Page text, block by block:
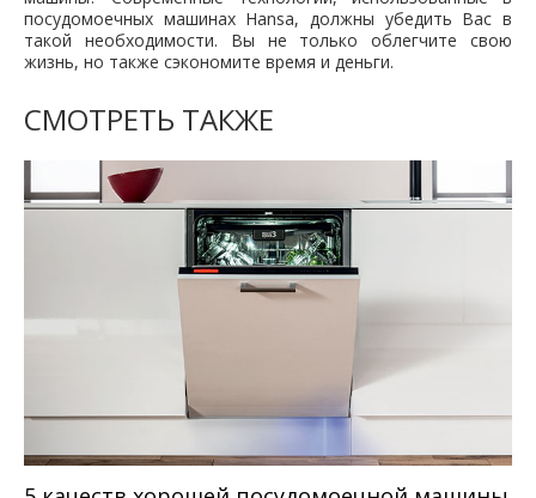
посудомоечных машинах Hansa, должны убедить Вас в
такой необходимости. Вы не только облегчите свою
жизнь, но также сэкономите время и деньги.
СМОТРЕТЬ ТАКЖЕ